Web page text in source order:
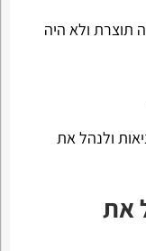
תוצרת ולא היה
ולנהל את
את